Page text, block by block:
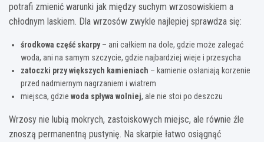
potrafi zmienić warunki jak między suchym wrzosowiskiem a
chłodnym laskiem. Dla wrzosów zwykle najlepiej sprawdza się:
środkowa część skarpy– ani całkiem na dole, gdzie może zalegać
woda, ani na samym szczycie, gdzie najbardziej wieje i przesycha
zatoczki przy większych kamieniach – kamienie osłaniają korzenie
przed nadmiernym nagrzaniem i wiatrem
miejsca, gdzie woda spływa wolniej, ale nie stoi po deszczu
Wrzosy nie lubią mokrych, zastoiskowych miejsc, ale równie źle
znoszą permanentną pustynię. Na skarpie łatwo osiągnąć